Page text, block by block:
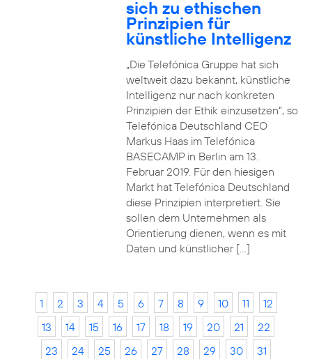
sich zu ethischen
Prinzipien für
künstliche Intelligenz
„Die Telefónica Gruppe hat sich
weltweit dazu bekannt, künstliche
Intelligenz nur nach konkreten
Prinzipien der Ethik einzusetzen“, so
Telefónica Deutschland CEO
Markus Haas im Telefónica
BASECAMP in Berlin am 13.
Februar 2019. Für den hiesigen
Markt hat Telefónica Deutschland
diese Prinzipien interpretiert. Sie
sollen dem Unternehmen als
Orientierung dienen, wenn es mit
Daten und künstlicher […]
1 2 3 4 5 6 7 8 9 10 11
12
13
14 15 16 17 18 19 20 21
22
23
24 25 26 27 28 29 30
31